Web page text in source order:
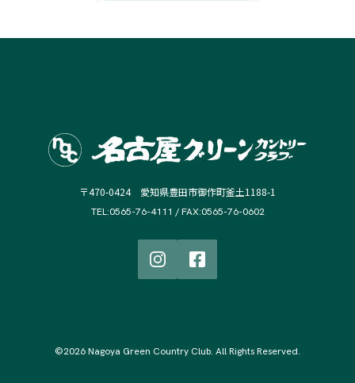
〒470-0424 愛知県豊田市御作町釜土1188-1
TEL:0565-76-4111 / FAX:0565-76-0602
©2026 Nagoya Green Country Club. All Rights Reserved.